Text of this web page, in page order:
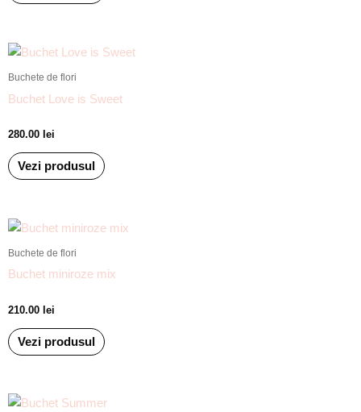
Buchete de flori
Buchet Love is Sweet
280.00 lei
Vezi produsul
Buchete de flori
Buchet miniroze mix
210.00 lei
Vezi produsul